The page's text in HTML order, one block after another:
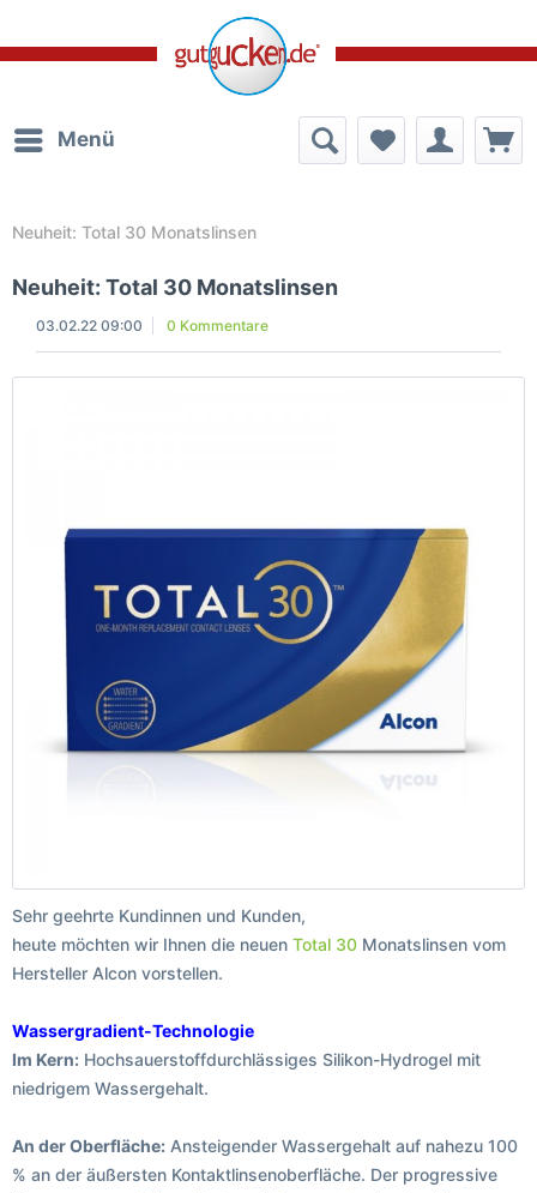
Menü
Neuheit: Total 30 Monatslinsen
Neuheit: Total 30 Monatslinsen
03.02.22 09:00 0 Kommentare
Sehr geehrte Kundinnen und Kunden,
heute möchten wir Ihnen die neuen Total 30 Monatslinsen vom
Hersteller Alcon vorstellen.
Wassergradient-Technologie
Im Kern: Hochsauerstoffdurchlässiges Silikon-Hydrogel mit
niedrigem Wassergehalt.
An der Oberfläche: Ansteigender Wassergehalt auf nahezu 100
% an der äußersten Kontaktlinsenoberfläche. Der progressive